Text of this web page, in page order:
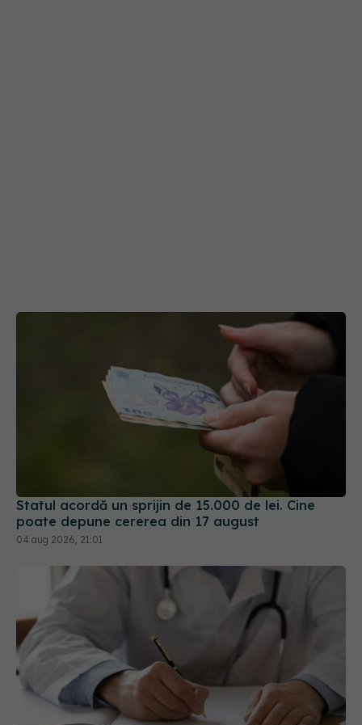
Statul acordă un sprijin de 15.000 de lei. Cine
poate depune cererea din 17 august
04 aug 2026, 21:01